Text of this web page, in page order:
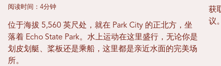
阅读时间：4分钟
位于海拔 5,560 英尺处，就在 Park City 的正北方，坐
落着 Echo State Park。水上运动在这里盛行，无论你是
划皮划艇、桨板还是乘船，这里都是亲近水面的完美场
所。
获
议